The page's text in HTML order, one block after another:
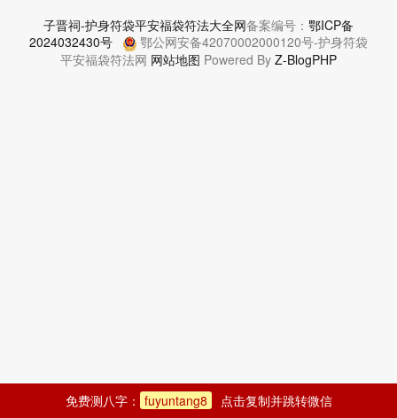
子晋祠-护身符袋平安福袋符法大全网备案编号： 鄂ICP备
2024032430号
鄂公网安备42070002000120号-护身符袋
平安福袋符法网 网站地图 Powered By Z-BlogPHP
免费测八字： fuyuntang8 点击复制并跳转微信